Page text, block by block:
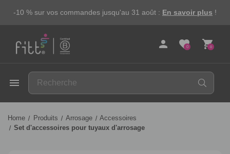
-10 % sur vos commandes jusqu'au 31 août : En savoir plus !
person 0
favorite 0
shopping_cart
menu
Home Produits Arrosage
Accessoires
Set d'accessoires pour tuyaux d'arrosage